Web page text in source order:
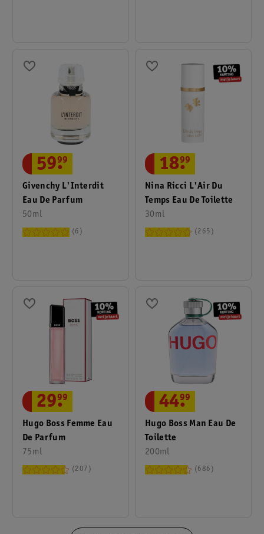
Givenchy L'Interdit
Eau De Parfum
50ml
59.
99
6
Nina Ricci L'Air Du
Temps Eau De Toilette
30ml
18.
99
265
Hugo Boss Femme Eau
De Parfum
75ml
29.
99
207
Hugo Boss Man Eau De
Toilette
200ml
44.
99
686